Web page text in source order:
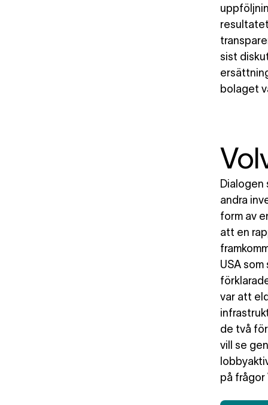
sist
bolaget
Dialogen
andra
form av
att en
USA
var att
de två
vill se
på